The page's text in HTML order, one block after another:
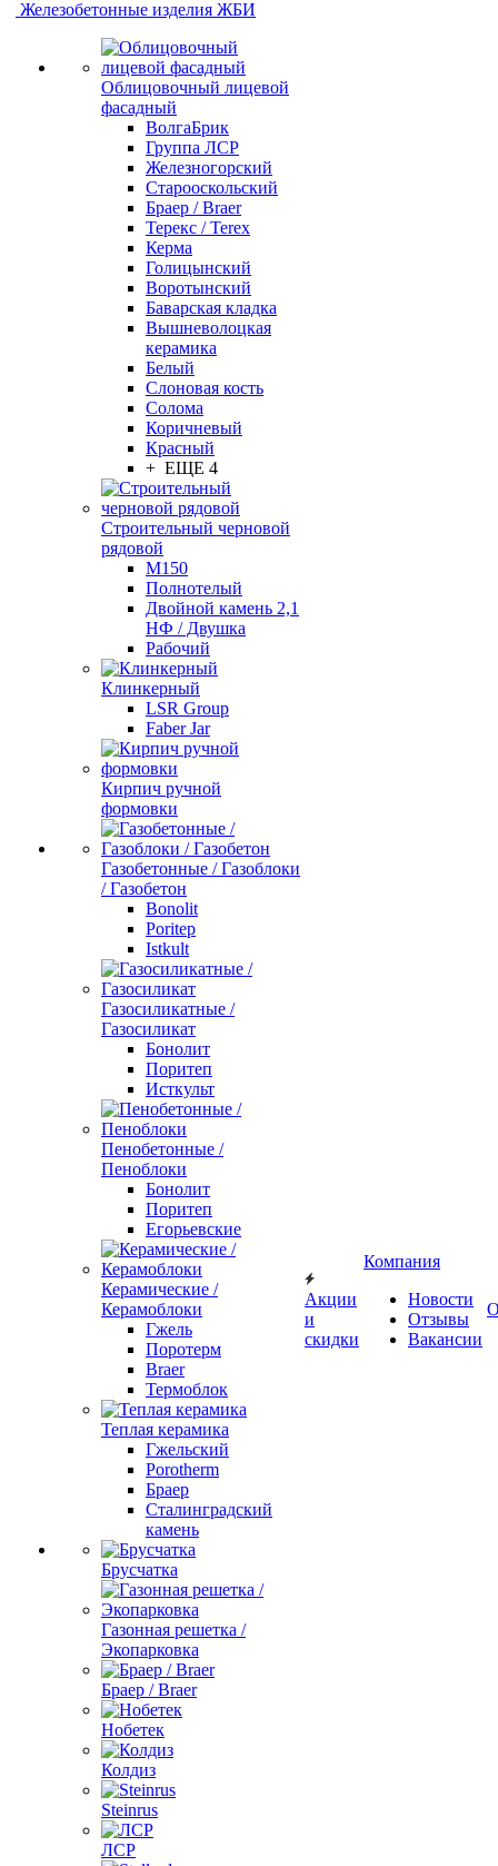
Железобетонные изделия ЖБИ
Облицовочный лицевой
фасадный
ВолгаБрик
Группа ЛСР
Железногорский
Старооскольский
Браер / Braer
Терекс / Terex
Керма
Голицынский
Воротынский
Баварская кладка
Вышневолоцкая
керамика
Белый
Слоновая кость
Солома
Коричневый
Красный
+ ЕЩЕ 4
Строительный черновой
рядовой
М150
Полнотелый
Двойной камень 2,1
НФ / Двушка
Рабочий
Клинкерный
LSR Group
Faber Jar
Кирпич ручной
формовки
Газобетонные / Газоблоки
/ Газобетон
Bonolit
Poritep
Istkult
Газосиликатные /
Газосиликат
Бонолит
Поритеп
Исткульт
Пенобетонные /
Пеноблоки
Бонолит
Поритеп
Егорьевские
Керамические /
Керамоблоки
Гжель
Поротерм
Braer
Термоблок
Теплая керамика
Гжельский
Porotherm
Браер
Сталинградский
камень
Брусчатка
Газонная решетка /
Экопарковка
Браер / Braer
Нобетек
Колдиз
Steinrus
ЛСР
Акции
и
скидки
Компания
Новости
Отзывы
Вакансии